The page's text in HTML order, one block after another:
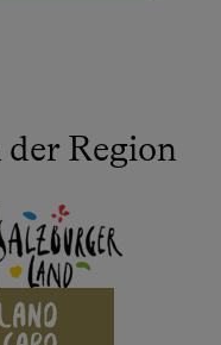
Region